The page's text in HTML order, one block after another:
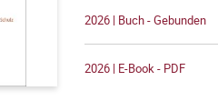
2026 | Buch - Gebunden
2026 | E-Book - PDF